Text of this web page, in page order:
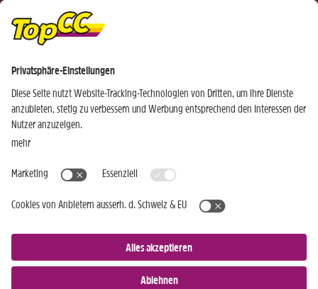
Nur für Android-Geräte
Wochen Hits
Standorte
Kundenbereich
Aktuelles
Rezeptwelt
Weinwelt